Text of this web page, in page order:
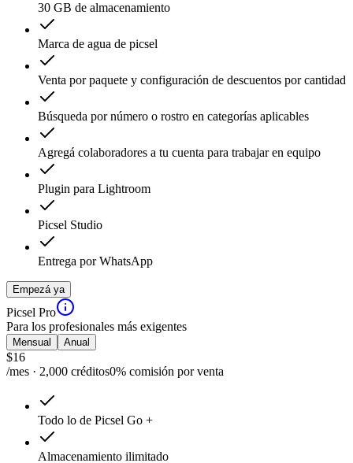
30 GB de almacenamiento
Marca de agua de picsel
Venta por paquete y configuración de descuentos por cantidad
Búsqueda por número o rostro en categorías aplicables
Agregá colaboradores a tu cuenta para trabajar en equipo
Plugin para Lightroom
Picsel Studio
Entrega por WhatsApp
Empezá ya
Picsel Pro
Para los profesionales más exigentes
Mensual Anual
$16
/mes · 2,000 créditos0% comisión por venta
Todo lo de Picsel Go +
Almacenamiento ilimitado